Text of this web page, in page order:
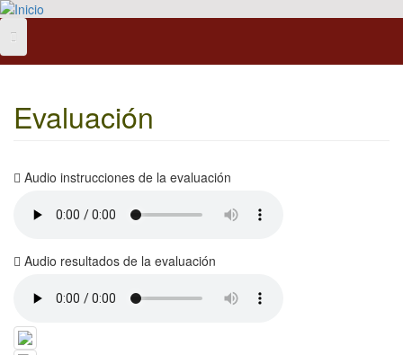
Pasar al contenido principal
Evaluación
Audio instrucciones de la evaluación
Audio resultados de la evaluación